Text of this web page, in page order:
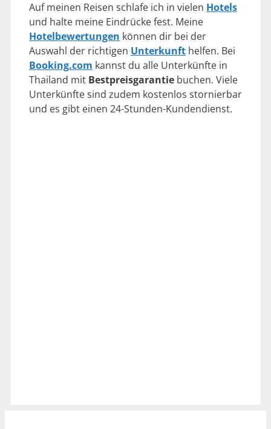
Auf meinen Reisen schlafe ich in vielen Hotels
und halte meine Eindrücke fest. Meine
Hotelbewertungen können dir bei der
Auswahl der richtigen Unterkunft helfen. Bei
Booking.com kannst du alle Unterkünfte in
Thailand mit Bestpreisgarantie buchen. Viele
Unterkünfte sind zudem kostenlos stornierbar
und es gibt einen 24-Stunden-Kundendienst.